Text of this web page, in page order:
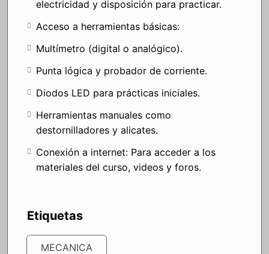
electricidad y disposición para practicar.
Acceso a herramientas básicas:
Multímetro (digital o analógico).
Punta lógica y probador de corriente.
Diodos LED para prácticas iniciales.
Herramientas manuales como
destornilladores y alicates.
Conexión a internet: Para acceder a los
materiales del curso, videos y foros.
Etiquetas
MECANICA